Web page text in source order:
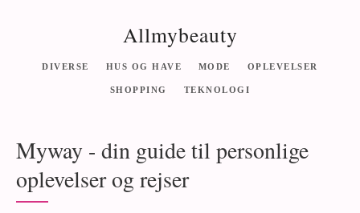
Allmybeauty
DIVERSE HUS OG HAVE MODE OPLEVELSER
SHOPPING TEKNOLOGI
Myway - din guide til personlige
oplevelser og rejser